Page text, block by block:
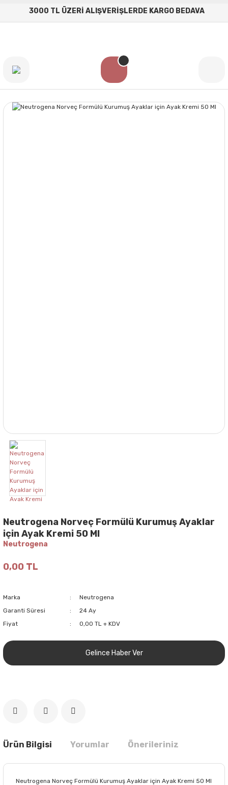
3000 TL ÜZERİ ALIŞVERİŞLERDE KARGO BEDAVA
Neutrogena Norveç Formülü Kurumuş Ayaklar
için Ayak Kremi 50 Ml
Neutrogena
0,00 TL
Marka
Neutrogena
Garanti Süresi
24 Ay
Fiyat
0,00 TL + KDV
Gelince Haber Ver
Ürün Bilgisi Yorumlar Önerileriniz
Neutrogena Norveç Formülü Kurumuş Ayaklar için Ayak Kremi 50 Ml